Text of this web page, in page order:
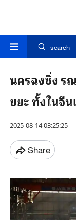
search
นครฉงชิ่ง ร
ขยะ ทั้งในจี
2025-08-14 03:25:25
Share